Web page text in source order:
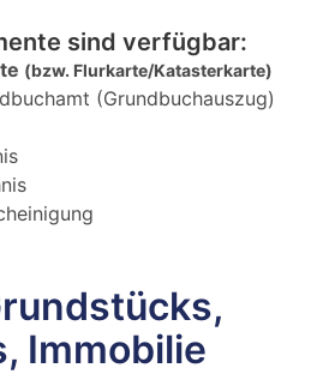
sind verfügbar:
(bzw. Flurkarte/Katasterkarte)
(Grundbuchauszug)
Immobilie